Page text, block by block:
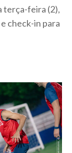
terça-feira (2),
check-in para